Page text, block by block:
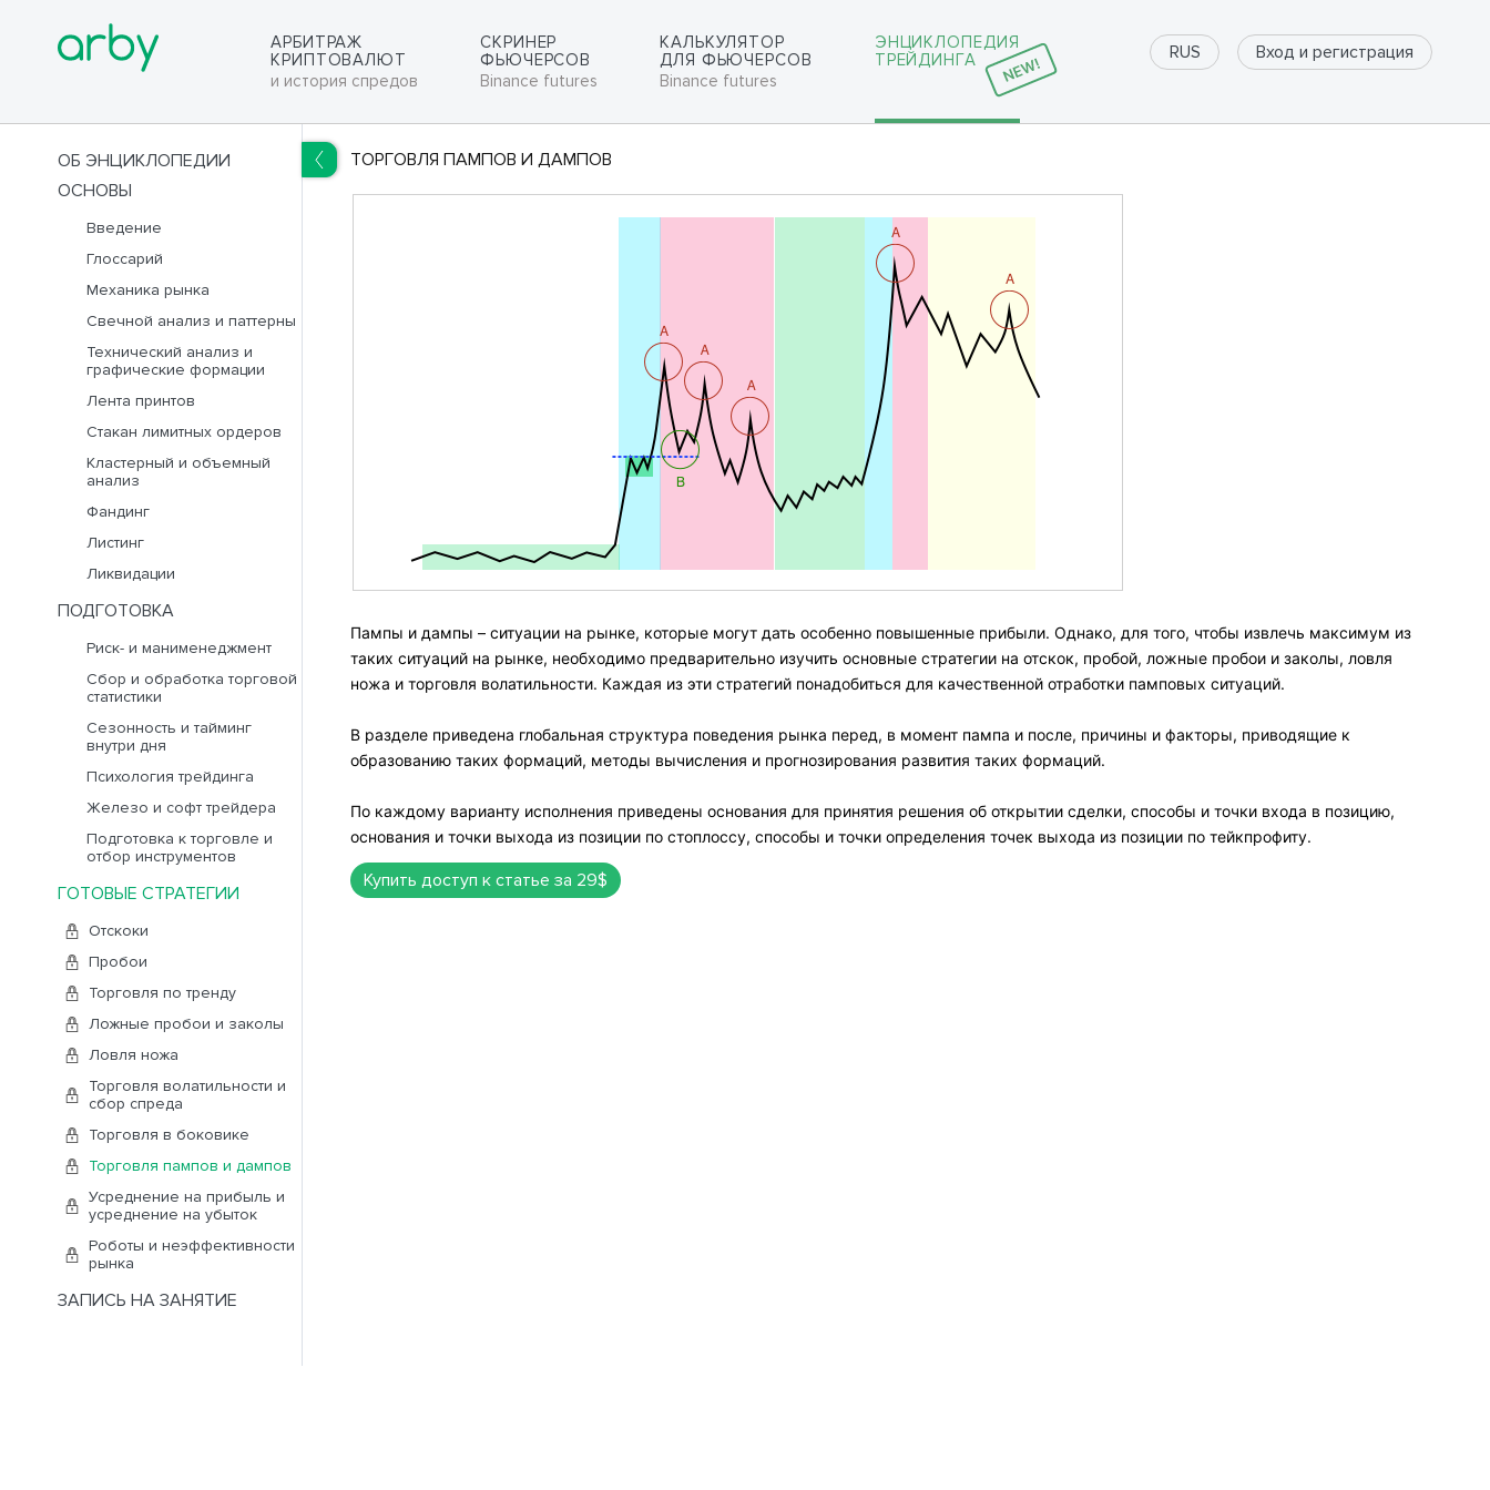
АРБИТРАЖ
КРИПТОВАЛЮТ
и история спредов
СКРИНЕР
ФЬЮЧЕРСОВ
Binance futures
КАЛЬКУЛЯТОР
ДЛЯ ФЬЮЧЕРСОВ
Binance futures
ЭНЦИКЛОПЕДИЯ
ТРЕЙДИНГА
RUS Вход и регистрация
ENG
ОБ ЭНЦИКЛОПЕДИИ
ОСНОВЫ
Введение
Глоссарий
Механика рынка
Свечной анализ и паттерны
Технический анализ и
графические формации
Лента принтов
Стакан лимитных ордеров
Кластерный и объемный
анализ
Фандинг
Листинг
Ликвидации
ПОДГОТОВКА
Риск- и манименеджмент
Сбор и обработка торговой
статистики
Сезонность и тайминг
внутри дня
Психология трейдинга
Железо и софт трейдера
Подготовка к торговле и
отбор инструментов
ГОТОВЫЕ СТРАТЕГИИ
Отскоки
Пробои
Торговля по тренду
Ложные пробои и заколы
Ловля ножа
Торговля волатильности и
сбор спреда
Торговля в боковике
Торговля пампов и дампов
Усреднение на прибыль и
усреднение на убыток
Роботы и неэффективности
рынка
ЗАПИСЬ НА ЗАНЯТИЕ
ТОРГОВЛЯ ПАМПОВ И ДАМПОВ
Пампы и дампы – ситуации на рынке, которые могут дать особенно повышенные прибыли. Однако, для того, чтобы извлечь максимум из
таких ситуаций на рынке, необходимо предварительно изучить основные стратегии на отскок, пробой, ложные пробои и заколы, ловля
ножа и торговля волатильности. Каждая из эти стратегий понадобиться для качественной отработки памповых ситуаций.
В разделе приведена глобальная структура поведения рынка перед, в момент пампа и после, причины и факторы, приводящие к
образованию таких формаций, методы вычисления и прогнозирования развития таких формаций.
По каждому варианту исполнения приведены основания для принятия решения об открытии сделки, способы и точки входа в позицию,
основания и точки выхода из позиции по стоплоссу, способы и точки определения точек выхода из позиции по тейкпрофиту.
Купить доступ к статье за 29$